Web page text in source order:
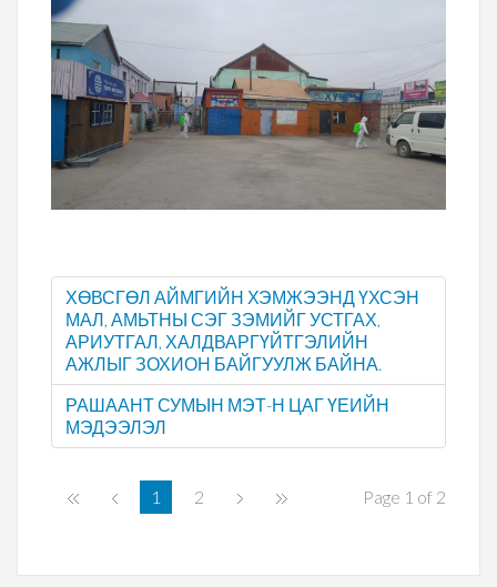
ХӨВСГӨЛ АЙМГИЙН ХЭМЖЭЭНД ҮХСЭН
МАЛ, АМЬТНЫ СЭГ ЗЭМИЙГ УСТГАХ,
АРИУТГАЛ, ХАЛДВАРГҮЙТГЭЛИЙН
АЖЛЫГ ЗОХИОН БАЙГУУЛЖ БАЙНА.
РАШААНТ СУМЫН МЭТ-Н ЦАГ ҮЕИЙН
МЭДЭЭЛЭЛ
Page 1 of 2
1 2